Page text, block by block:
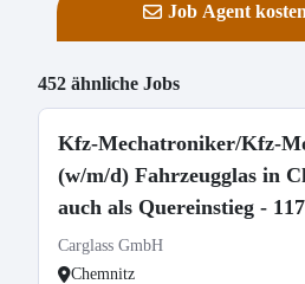
Job Agent
452 ähnliche Jobs
Kfz-Mechatroniker/Kfz-
(w/m/d) Fahrzeugglas in
auch als Quereinstieg - 117
Carglass GmbH
Chemnitz